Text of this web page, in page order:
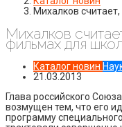
Михалков считает,
Михалков
фильмах для
Каталог новин
21.03.2013
Глава российского
возмущен тем, что его
программу специального